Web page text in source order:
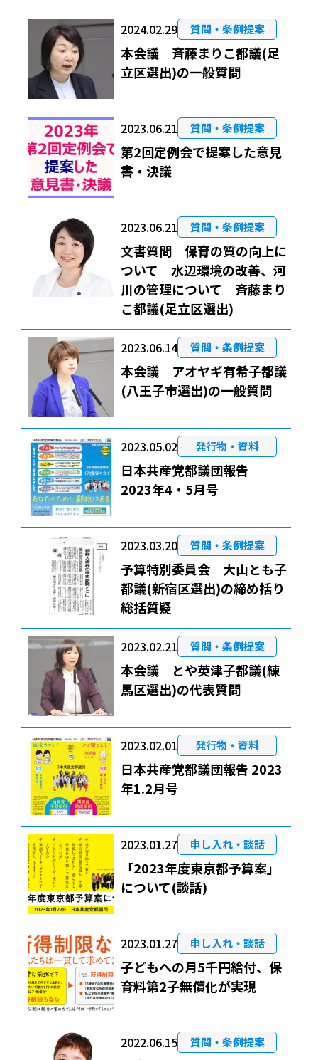
2024.02.29 質問・条例提案
本会議 斉藤まりこ都議(足
立区選出)の一般質問
2023.06.21 質問・条例提案
第2回定例会で提案した意見
書・決議
2023.06.21 質問・条例提案
文書質問 保育の質の向上に
ついて 水辺環境の改善、河
川の管理について 斉藤まり
こ都議(足立区選出)
2023.06.14 質問・条例提案
本会議 アオヤギ有希子都議
(八王子市選出)の一般質問
2023.05.02 発行物・資料
日本共産党都議団報告
2023年4・5月号
2023.03.20 質問・条例提案
予算特別委員会 大山とも子
都議(新宿区選出)の締め括り
総括質疑
2023.02.21 質問・条例提案
本会議 とや英津子都議(練
馬区選出)の代表質問
2023.02.01 発行物・資料
日本共産党都議団報告 2023
年1.2月号
2023.01.27 申し入れ・談話
「2023年度東京都予算案」
について(談話)
2023.01.27 申し入れ・談話
子どもへの月5千円給付、保
育料第2子無償化が実現
2022.06.15 質問・条例提案